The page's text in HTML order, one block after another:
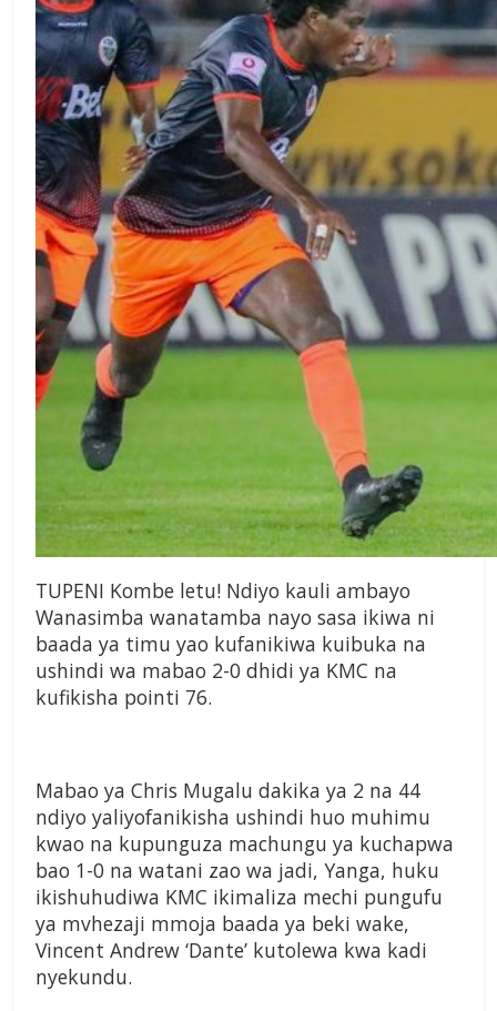
TUPENI Kombe letu! Ndiyo kauli ambayo
Wanasimba wanatamba nayo sasa ikiwa ni
baada ya timu yao kufanikiwa kuibuka na
ushindi wa mabao 2-0 dhidi ya KMC na
kufikisha pointi 76.
Mabao ya Chris Mugalu dakika ya 2 na 44
ndiyo yaliyofanikisha ushindi huo muhimu
kwao na kupunguza machungu ya kuchapwa
bao 1-0 na watani zao wa jadi, Yanga, huku
ikishuhudiwa KMC ikimaliza mechi pungufu
ya mvhezaji mmoja baada ya beki wake,
Vincent Andrew ‘Dante’ kutolewa kwa kadi
nyekundu.